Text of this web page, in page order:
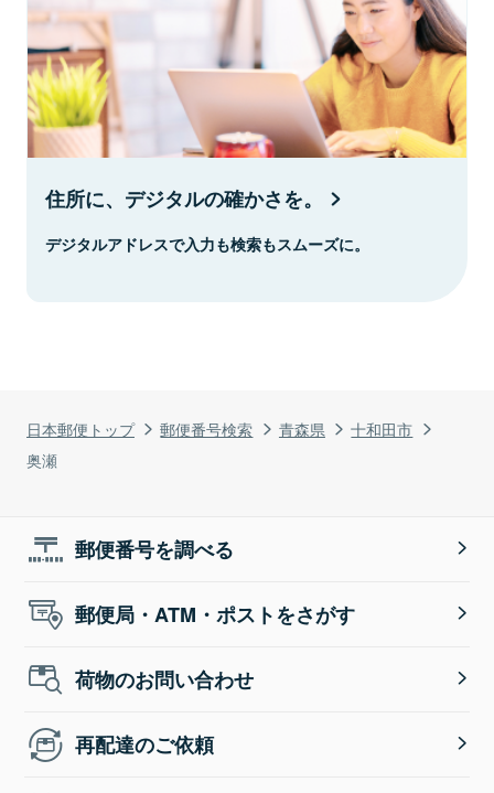
日本郵便トップ 郵便番号検索 青森県
十和田市
奥瀬
住所に、デジタルの確かさを。
デジタルアドレスで入力も検索もスムーズに。
郵便番号を調べる
郵便局・ATM・ポストをさがす
荷物のお問い合わせ
再配達のご依頼